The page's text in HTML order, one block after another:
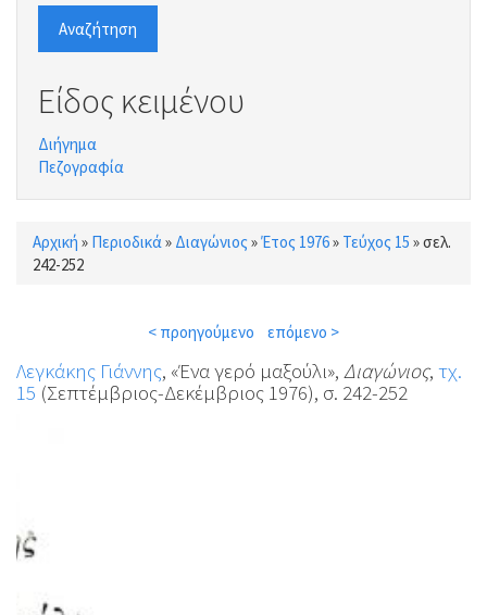
Αναζήτηση
Είδος κειμένου
Διήγημα
Πεζογραφία
Είστε εδώ
Αρχική » Περιοδικά » Διαγώνιος »Έτος 1976» Τεύχος 15 »σελ.
242-252
< προηγούμενο επόμενο >
Λεγκάκης Γιάννης, «Ένα γερό μαξούλι», Διαγώνιος, τχ.
15 (Σεπτέμβριος-Δεκέμβριος 1976), σ. 242-252